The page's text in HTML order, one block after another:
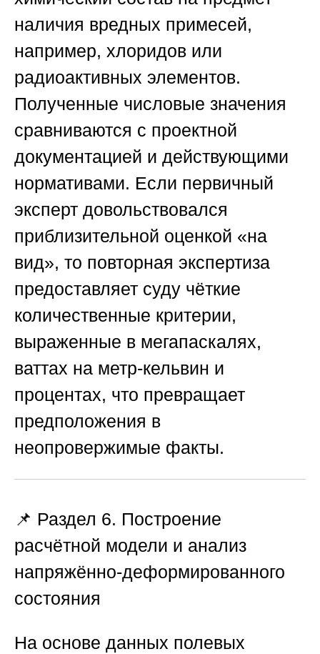
наличия вредных примесей,
например, хлоридов или
радиоактивных элементов.
Полученные числовые значения
сравниваются с проектной
документацией и действующими
нормативами. Если первичный
эксперт довольствовался
приблизительной оценкой «на
вид», то повторная экспертиза
предоставляет суду чёткие
количественные критерии,
выраженные в мегапаскалях,
ваттах на метр-кельвин и
процентах, что превращает
предположения в
неопровержимые факты.
📌 Раздел 6. Построение
расчётной модели и анализ
напряжённо-деформированного
состояния
На основе данных полевых